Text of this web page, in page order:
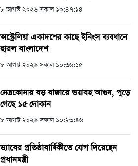
৮ আগস্ট ২০২৬ সকাল ১০:৪৭:১৪
অস্ট্রেলিয়া একাদশের কাছে ইনিংস ব্যবধানে
হারল বাংলাদেশ
৮ আগস্ট ২০২৬ সকাল ১০:৩৬:১৫
নেত্রকোনার বড় বাজারে ভয়াবহ আগুন, পুড়ে
গেছে ১৫ দোকান
৮ আগস্ট ২০২৬ সকাল ১০:২৩:৪৬
ড্যাবের প্রতিষ্ঠাবার্ষিকীতে যোগ দিয়েছেন
প্রধানমন্ত্রী